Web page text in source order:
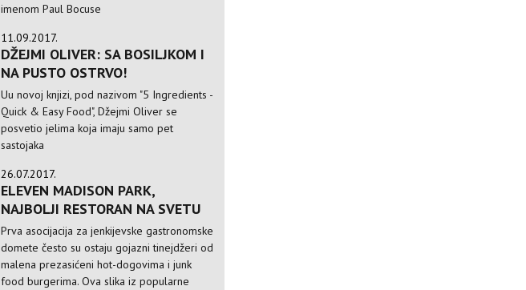
imenom Paul Bocuse
11.09.2017.
DŽEJMI OLIVER: SA BOSILJKOM I
NA PUSTO OSTRVO!
Uu novoj knjizi, pod nazivom "5 Ingredients -
Quick & Easy Food", Džejmi Oliver se
posvetio jelima koja imaju samo pet
sastojaka
26.07.2017.
ELEVEN MADISON PARK,
NAJBOLJI RESTORAN NA SVETU
Prva asocijacija za jenkijevske gastronomske
domete često su ostaju gojazni tinejdžeri od
malena prezasićeni hot-dogovima i junk
food burgerima. Ova slika iz popularne